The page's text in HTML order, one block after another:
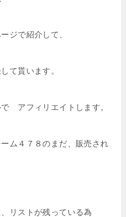
ジで紹介して、
て貰います。
アフィリエイトします。
ム４７８のまだ、販売され
リストが残っている為